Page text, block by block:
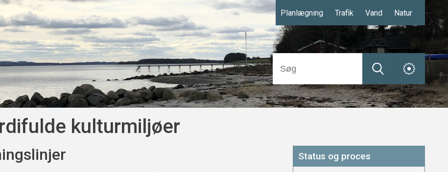
Planlægning Trafik Vand Natur
kulturmiljøer
Status og proces